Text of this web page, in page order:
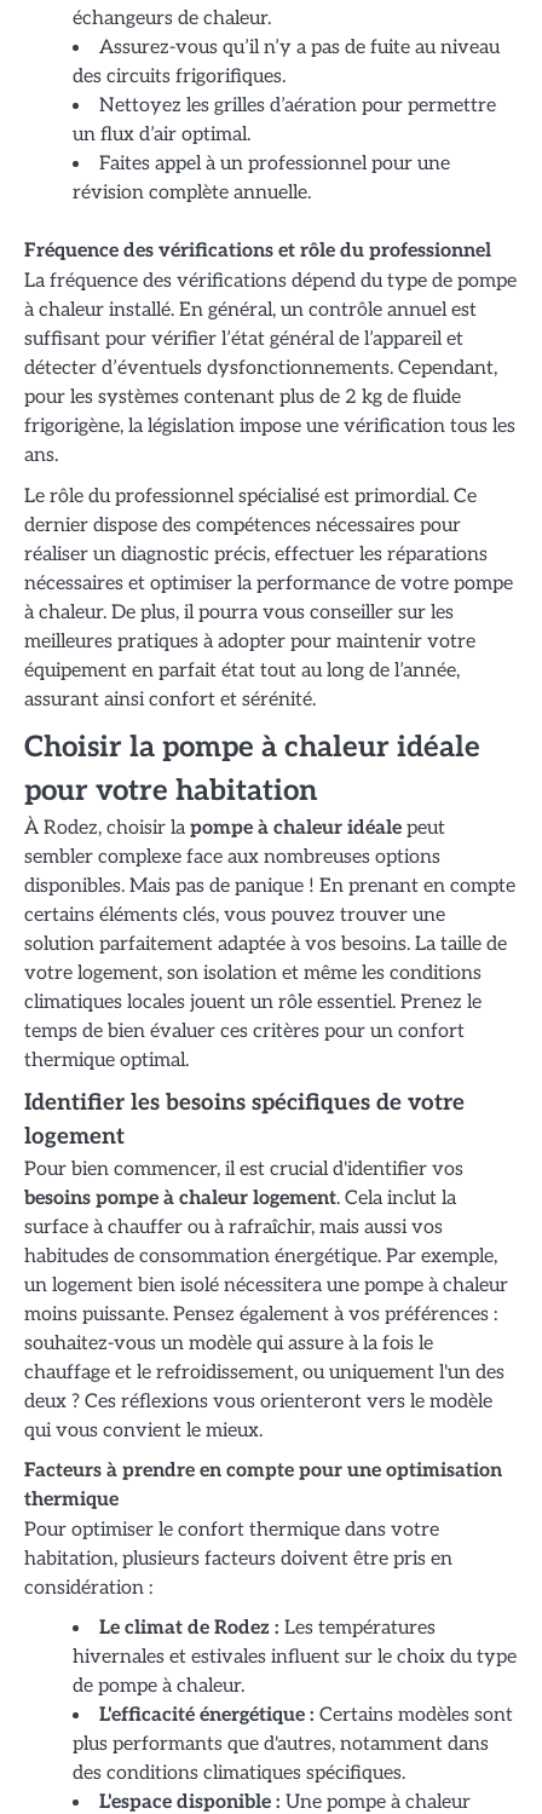
échangeurs de chaleur.
Assurez-vous qu’il n’y a pas de fuite au niveau
des circuits frigorifiques.
Nettoyez les grilles d’aération pour permettre
un flux d’air optimal.
Faites appel à un professionnel pour une
révision complète annuelle.
Fréquence des vérifications et rôle du professionnel
La fréquence des vérifications dépend du type de pompe
à chaleur installé. En général, un contrôle annuel est
suffisant pour vérifier l’état général de l’appareil et
détecter d’éventuels dysfonctionnements. Cependant,
pour les systèmes contenant plus de 2 kg de fluide
frigorigène, la législation impose une vérification tous les
ans.
Le rôle du professionnel spécialisé est primordial. Ce
dernier dispose des compétences nécessaires pour
réaliser un diagnostic précis, effectuer les réparations
nécessaires et optimiser la performance de votre pompe
à chaleur. De plus, il pourra vous conseiller sur les
meilleures pratiques à adopter pour maintenir votre
équipement en parfait état tout au long de l’année,
assurant ainsi confort et sérénité.
Choisir la pompe à chaleur idéale
pour votre habitation
À Rodez, choisir lapompe à chaleur idéale peut
sembler complexe face aux nombreuses options
disponibles. Mais pas de panique ! En prenant en compte
certains éléments clés, vous pouvez trouver une
solution parfaitement adaptée à vos besoins. La taille de
votre logement, son isolation et même les conditions
climatiques locales jouent un rôle essentiel. Prenez le
temps de bien évaluer ces critères pour un confort
thermique optimal.
Identifier les besoins spécifiques de votre
logement
Pour bien commencer, il est crucial d'identifier vos
besoins pompe à chaleur logement. Cela inclut la
surface à chauffer ou à rafraîchir, mais aussi vos
habitudes de consommation énergétique. Par exemple,
un logement bien isolé nécessitera une pompe à chaleur
moins puissante. Pensez également à vos préférences :
souhaitez-vous un modèle qui assure à la fois le
chauffage et le refroidissement, ou uniquement l'un des
deux ? Ces réflexions vous orienteront vers le modèle
qui vous convient le mieux.
Facteurs à prendre en compte pour une optimisation
thermique
Pour optimiser le confort thermique dans votre
habitation, plusieurs facteurs doivent être pris en
considération :
Le climat de Rodez : Les températures
hivernales et estivales influent sur le choix du type
de pompe à chaleur.
L'efficacité énergétique : Certains modèles sont
plus performants que d'autres, notamment dans
des conditions climatiques spécifiques.
L'espace disponible : Une pompe à chaleur